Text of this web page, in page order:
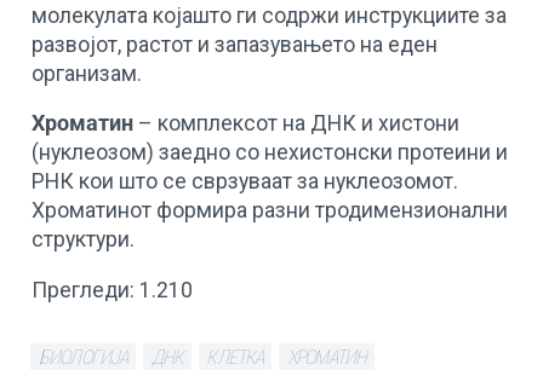
молекулата којашто ги содржи инструкциите за
развојот, растот и запазувањето на еден
организам.
Хроматин – комплексот на ДНК и хистони
(нуклеозом) заедно со нехистонски протеини и
РНК кои што се сврзуваат за нуклеозомот.
Хроматинот формира разни тродимензионални
структури.
Прегледи: 1.210
БИОЛОГИЈА ДНК КЛЕТКА ХРОМАТИН